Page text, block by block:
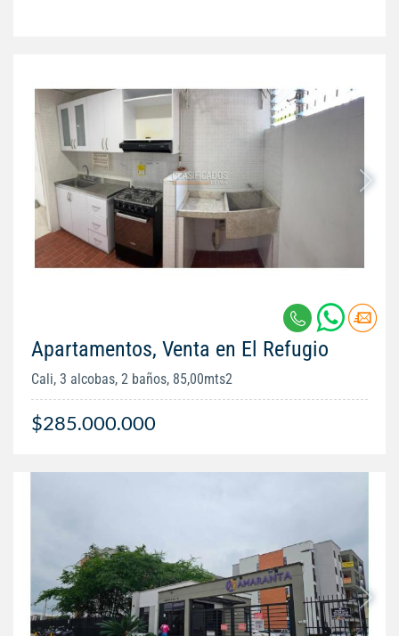
Apartamentos, Venta en El Refugio
Cali, 3 alcobas, 2 baños, 85,00mts2
$285.000.000